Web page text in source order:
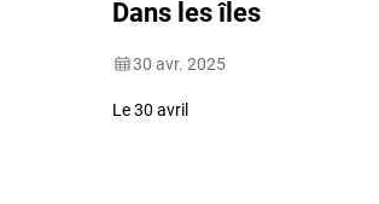
Dans les îles
30 avr. 2025
Le 30 avril